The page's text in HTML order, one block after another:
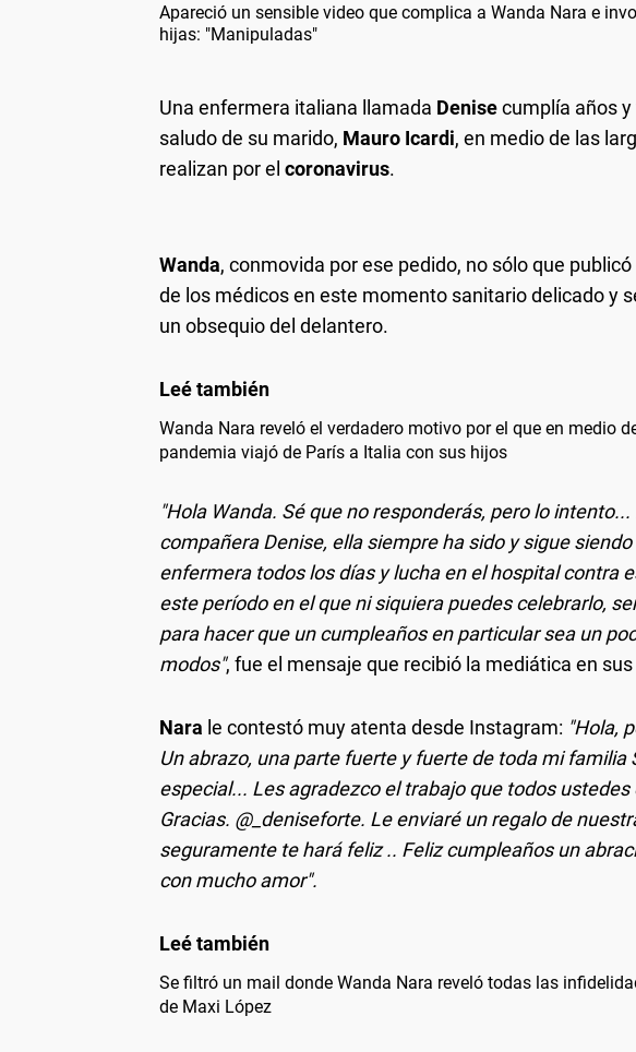
Apareció un sensible video que complica a Wanda Nara e
hijas: "Manipuladas"
Una enfermera italiana llamada Denisecumplía años
saludo de su marido, Mauro Icardi, en medio de las
realizan por el coronavirus.
Wanda, conmovida por ese pedido, no sólo que
de los médicos en este momento sanitario delicado y
un obsequio del delantero.
Wanda Nara reveló el verdadero motivo por el que en medio
pandemia viajó de París a Italia con sus hijos
"Hola Wanda. Sé que no responderás, pero lo
compañera Denise, ella siempre ha sido y sigue
enfermera todos los días y lucha en el hospital contra
este período en el que ni siquiera puedes celebrarlo,
para hacer que un cumpleaños en particular sea un
modos", fue el mensaje que recibió la mediática en
Nara le contestó muy atenta desde Instagram: "Hola,
Un abrazo, una parte fuerte y fuerte de toda mi familia
especial... Les agradezco el trabajo que todos
Gracias. @_deniseforte. Le enviaré un regalo de
seguramente te hará feliz .. Feliz cumpleaños un
con mucho amor".
Se filtró un mail donde Wanda Nara reveló todas las
de Maxi López